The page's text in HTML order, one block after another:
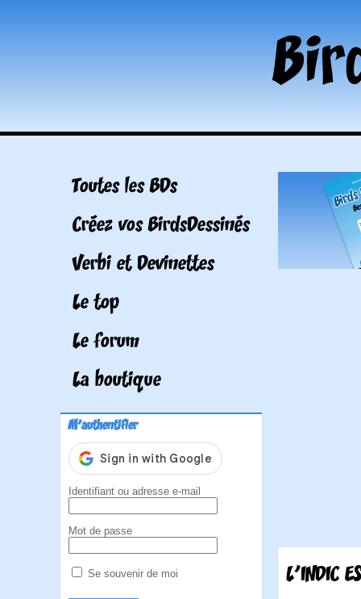
Toutes les BDs
Créez vos BirdsDessinés
Verbi et Devinettes
Le top
Le forum
La boutique
M'authentifier
Identifiant ou adresse e-mail
Mot de passe
Se souvenir de moi L'INDIC